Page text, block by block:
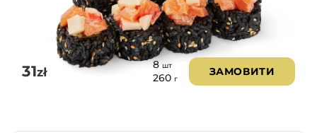
31zł
8шт
260 г
ЗАМОВИТИ